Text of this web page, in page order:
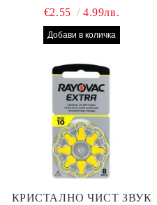
БРОЯ RAYOVAC EXTRA
СЛУХОВ АПАРАТ С
€2.55 4.99лв.
КРИСТАЛНО ЧИСТ ЗВУК